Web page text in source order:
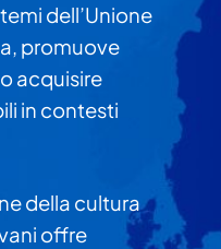
dell’Unione
promuove
acquisire
in contesti
della cultura
offre